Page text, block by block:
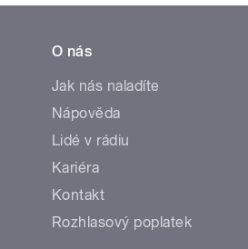
O nás
Jak nás naladíte
Nápověda
Lidé v rádiu
Kariéra
Kontakt
Rozhlasový poplatek